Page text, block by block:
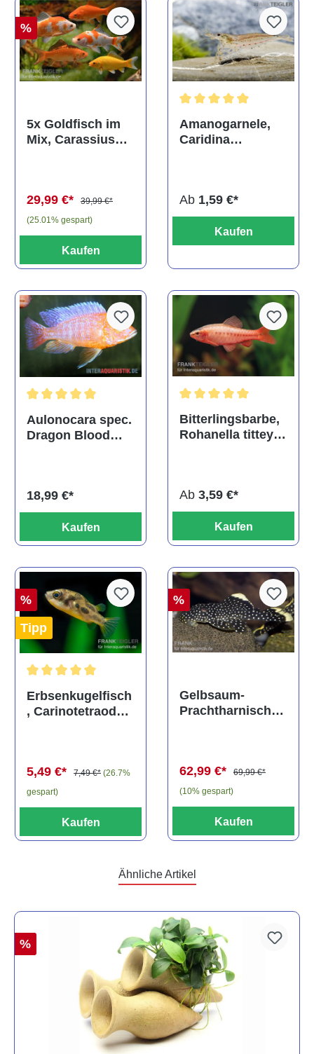
%
5x Goldfisch im
Mix, Carassius
29,99 €*
39,99 €*
(25.01% gespart)
Kaufen
Amanogarnele,
Caridina
Ab 1,59 €*
Kaufen
Durchschnittliche Bewertung von 5 von 5 Sternen
Aulonocara spec.
Dragon Blood
18,99 €*
Kaufen
Bitterlingsbarbe,
Rohanella titteya,
Ab 3,59 €*
Kaufen
%
Tipp
Durchschnittliche Bewertung von 5 von 5 Sternen
Erbsenkugelfisch
, Carinotetraodon
5,49 €* 7,49 €* (26.7%
gespart)
Kaufen
%
Gelbsaum-
Prachtharnischw
62,99 €*
69,99 €*
(10% gespart)
Kaufen
Ähnliche Artikel
%